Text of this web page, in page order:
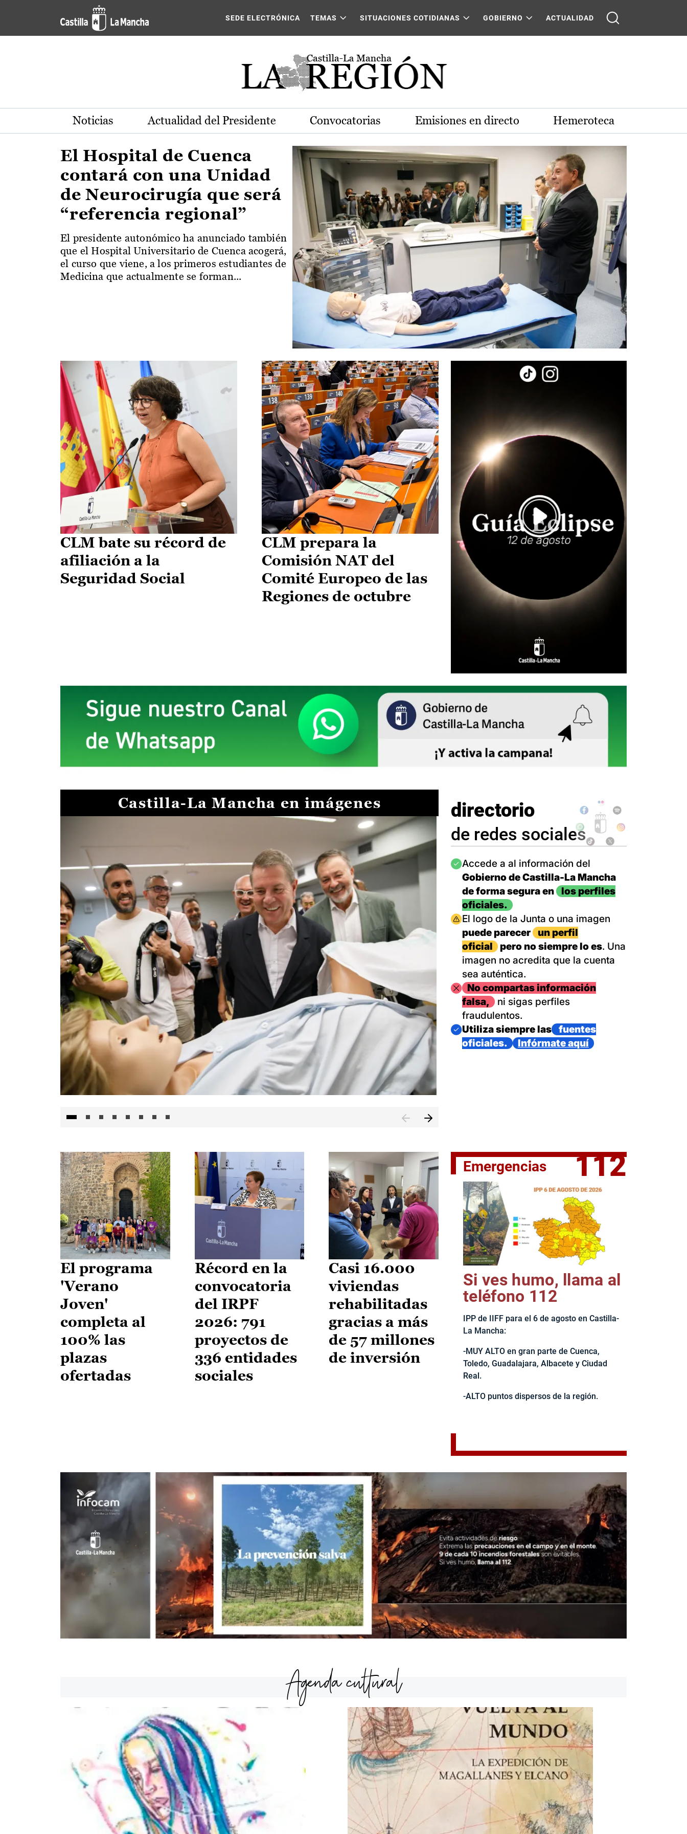
Pasar al contenido principal
Actualidad de la región de Castilla-La Mancha
SEDE ELECTRÓNICA TEMAS SITUACIONES COTIDIANAS GOBIERNO ACTUALIDAD
Noticias Actualidad del Presidente Convocatorias Emisiones en directo Hemeroteca
El Hospital de Cuenca
contará con una Unidad
de Neurocirugía que será
“referencia regional”
El presidente autonómico ha anunciado también
que el Hospital Universitario de Cuenca acogerá,
el curso que viene, a los primeros estudiantes de
Medicina que actualmente se forman...
CLM bate su récord de
afiliación a la
Seguridad Social
CLM prepara la
Comisión NAT del
Comité Europeo de las
Regiones de octubre
Castilla-La Mancha en imágenes
El jefe del Ejecutivo castellanomanchego, Emiliano García-
directorio
de redes sociales
Imagen
Accede a al información del
Gobierno de Castilla-La Mancha
de forma segura en
los perfiles
oficiales.
Imagen
El logo de la Junta o una imagen
puede parecer
un perfil
oficial
pero no siempre lo es. Una
imagen no acredita que la cuenta
sea auténtica.
ImagenNo compartas información
falsa,
ni sigas perfiles
fraudulentos.
Imagen
Utiliza siempre las
fuentes
oficiales.
Infórmate aquí
El programa
'Verano
Joven'
completa al
100% las
plazas
ofertadas
Récord en la
convocatoria
del IRPF
2026: 791
proyectos de
336 entidades
sociales
Casi 16.000
viviendas
rehabilitadas
gracias a más
de 57 millones
de inversión
Emergencias 112
Si ves humo, llama al
teléfono 112
IPP de IIFF para el 6 de agosto en Castilla-
La Mancha:
-MUY ALTO en gran parte de Cuenca,
Toledo, Guadalajara, Albacete y Ciudad
Real.
-ALTO puntos dispersos de la región.
Agenda cultural